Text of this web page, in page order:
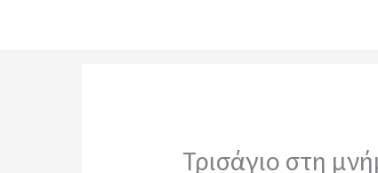
Τρισάγιο στη